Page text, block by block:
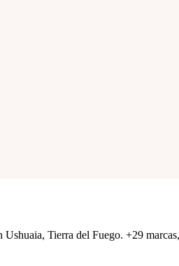
Tierra del Fuego. +29